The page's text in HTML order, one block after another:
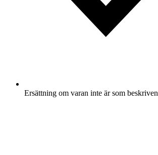
Ersättning om varan inte är som beskriven